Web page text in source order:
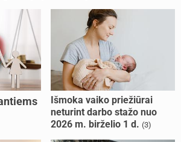
Išmoka vaiko priežiūrai
neturint darbo stažo nuo
2026 m. birželio 1 d. (3)